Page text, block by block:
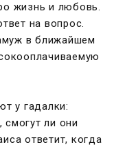
жизнь и любовь.
на вопрос.
в ближайшем
у гадалки:
смогут ли они
ответит, когда